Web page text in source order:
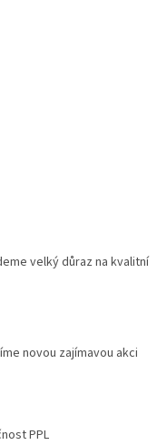
velký důraz na kvalitní
novou zajímavou akci
PPL